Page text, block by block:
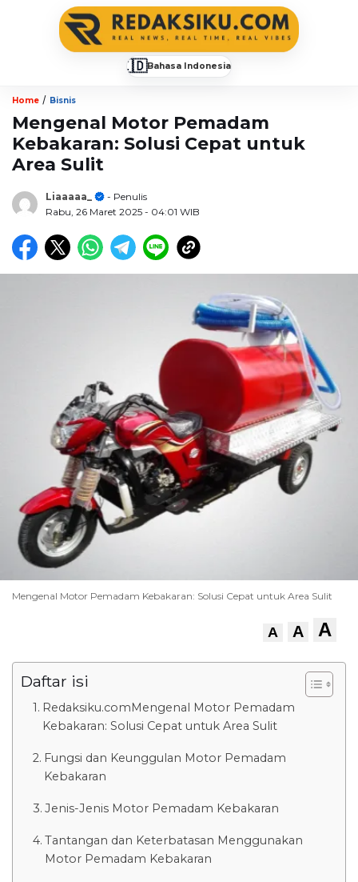
🇮🇩Bahasa Indonesia
Home / Bisnis
Mengenal Motor Pemadam
Kebakaran: Solusi Cepat untuk
Area Sulit
Liaaaaa_
- Penulis
Rabu, 26 Maret 2025 - 04:01 WIB
Mengenal Motor Pemadam Kebakaran: Solusi Cepat untuk Area Sulit
A A A
Daftar isi
Redaksiku.comMengenal Motor Pemadam
Kebakaran: Solusi Cepat untuk Area Sulit
Fungsi dan Keunggulan Motor Pemadam
Kebakaran
Jenis-Jenis Motor Pemadam Kebakaran
Tantangan dan Keterbatasan Menggunakan
Motor Pemadam Kebakaran